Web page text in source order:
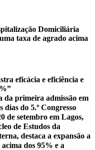
Domiciliária
taxa de agrado acima
eficácia e eficiência e
da primeira admissão em
do 5.º Congresso
de setembro em Lagos,
de Estudos da
destaca a expansão a
dos 95% e a